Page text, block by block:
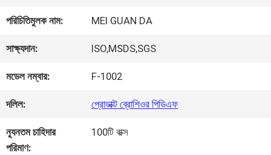
আমাদের
সম্পর্কে
কারখানা
ভ্রমণ
পরিচিতিমুলক নাম: MEI GUAN DA
সাক্ষ্যদান: ISO,MSDS,SGS
মডেল নম্বার: F-1002
দলিল: প্রোডাক্ট ব্রোশিওর পিডিএফ
ন্যূনতম চাহিদার
পরিমাণ:
100টি বাক্স